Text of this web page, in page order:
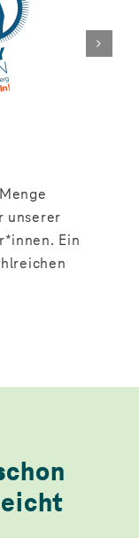
unserer
Ein